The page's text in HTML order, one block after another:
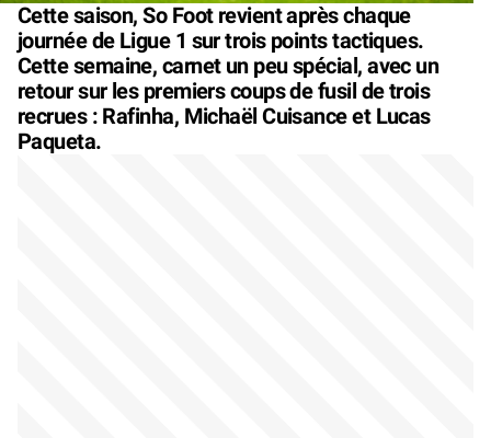
Cette saison, So Foot revient après chaque
journée de Ligue 1 sur trois points tactiques.
Cette semaine, carnet un peu spécial, avec un
retour sur les premiers coups de fusil de trois
recrues : Rafinha, Michaël Cuisance et Lucas
Paqueta.